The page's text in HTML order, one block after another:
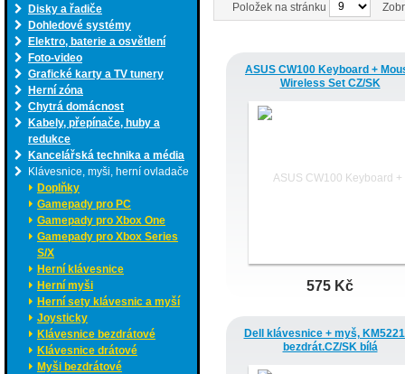
Disky a řadiče
Dohledové systémy
Elektro, baterie a osvětlení
Foto-video
Grafické karty a TV tunery
Herní zóna
Chytrá domácnost
Kabely, přepínače, huby a
redukce
Kancelářská technika a média
Klávesnice, myši, herní ovladače
Doplňky
Gamepady pro PC
Gamepady pro Xbox One
Gamepady pro Xbox Series
S/X
Herní klávesnice
Herní myši
Herní sety klávesnic a myší
Joysticky
Klávesnice bezdrátové
Klávesnice drátové
Myši bezdrátové
Položek na stránku
ASUS CW100 Keyboard +
Wireless Set CZ/SK
575 Kč
Dell klávesnice + myš,
bezdrát.CZ/SK bílá